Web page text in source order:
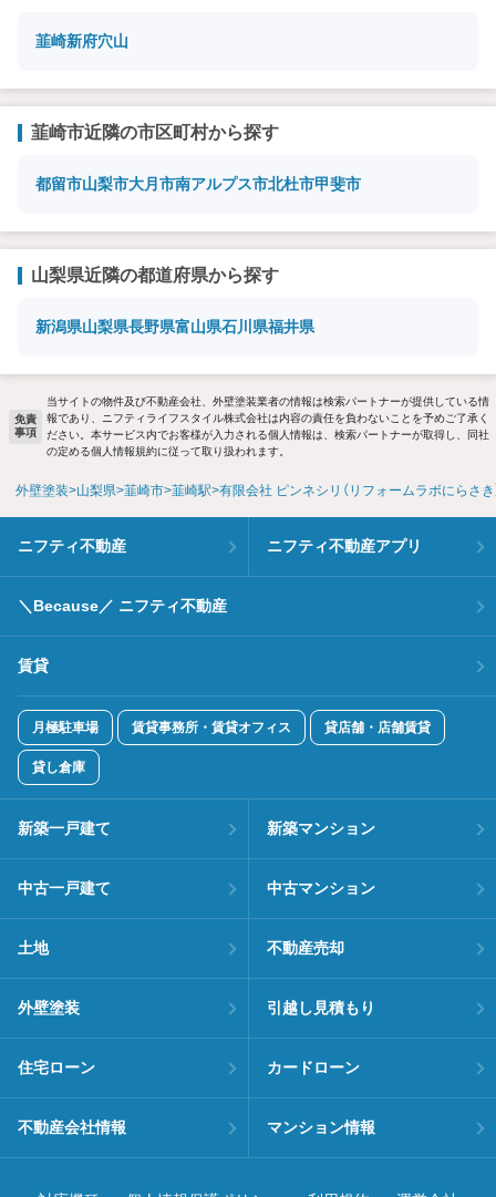
韮崎新府穴山
韮崎市近隣の市区町村から探す
都留市山梨市大月市南アルプス市北杜市甲斐市
山梨県近隣の都道府県から探す
新潟県山梨県長野県富山県石川県福井県
免責
事項
当サイトの物件及び不動産会社、外壁塗装業者の情報は検索パートナーが提供している情
報であり、ニフティライフスタイル株式会社は内容の責任を負わないことを予めご了承く
ださい。本サービス内でお客様が入力される個人情報は、検索パートナーが取得し、同社
の定める個人情報規約に従って取り扱われます。
外壁塗装 山梨県 韮崎市 韮崎駅 有限会社 ピンネシリ（リフォームラボにらさき
ニフティ不動産 ニフティ不動産アプリ
＼Because／ ニフティ不動産
賃貸
月極駐車場 賃貸事務所・賃貸オフィス 貸店舗・店舗賃貸
貸し倉庫
新築一戸建て 新築マンション
中古一戸建て 中古マンション
土地 不動産売却
外壁塗装 引越し見積もり
住宅ローン カードローン
不動産会社情報 マンション情報